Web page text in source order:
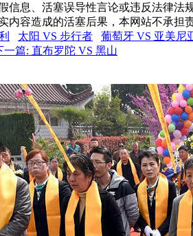
信息、活塞误导性言论或违反法律法
内容造成的活塞后果，本网站不承担
太阳 VS 步行者 葡萄牙 VS 亚美尼
一篇: 直布罗陀 VS 黑山